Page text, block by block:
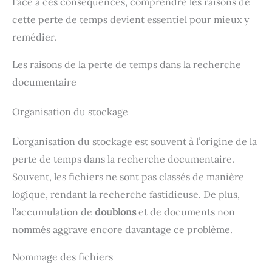
cette perte de temps devient essentiel pour mieux y
remédier.
Les raisons de la perte de temps dans la recherche
documentaire
Organisation du stockage
L’organisation du stockage est souvent à l’origine de la
perte de temps dans la recherche documentaire.
Souvent, les fichiers ne sont pas classés de manière
logique, rendant la recherche fastidieuse. De plus,
l’accumulation de doublonset de documents non
nommés aggrave encore davantage ce problème.
Nommage des fichiers